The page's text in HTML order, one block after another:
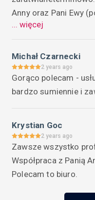
Anny oraz Pani Ewy
powoduje,że po
rozliczone na
Anny Duda i Ewy
usług Waszego
przedsiębiorcom do
... więcej
Michał Czarnecki
2 years ago
Gorąco polecam -
bardzo sumiennie i
Krystian Goc
2 years ago
Zawsze wszystko
Współpraca z Panią
Polecam to biuro.